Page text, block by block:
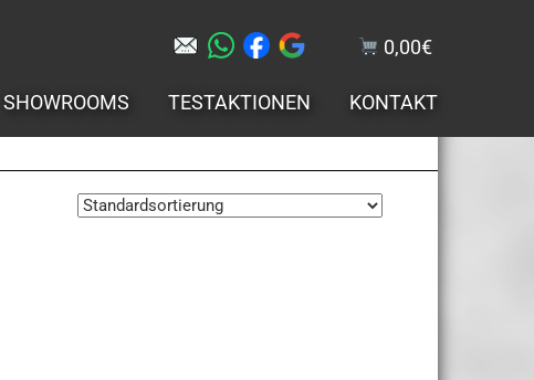
0,00€
SHOWROOMS TESTAKTIONEN KONTAKT